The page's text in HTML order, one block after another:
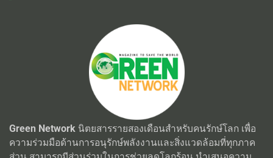
Green Network นิตยสารรายสองเดือนสำหรับคนรักษ์โลก เพื่อ
ความร่วมมือด้านการอนุรักษ์พลังงานและสิ่งแวดล้อมที่ทุกภาค